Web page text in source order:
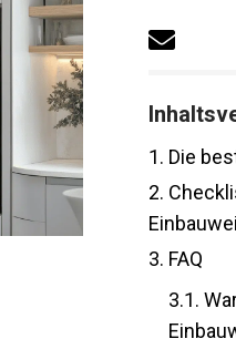
1. Die
2.
3. FAQ
3.1.